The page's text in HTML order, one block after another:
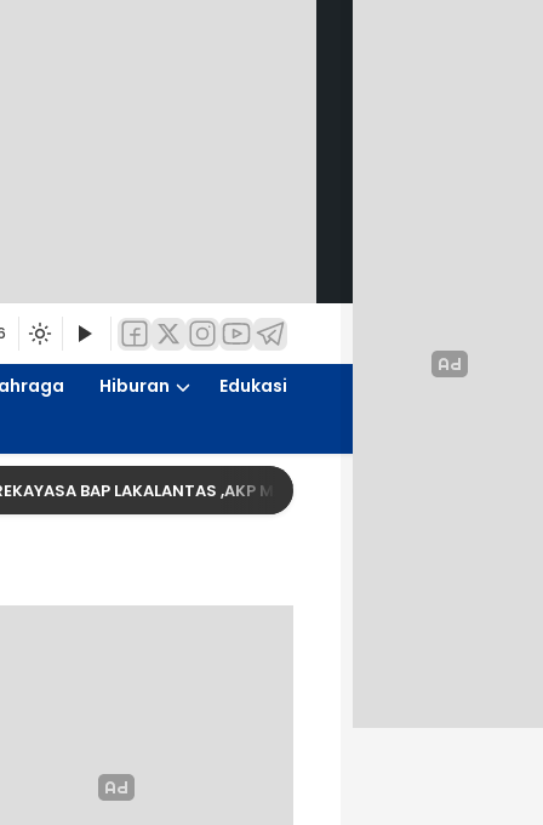
Hiburan
Edukasi
BAP LAKALANTAS ,AKP MARTI dilaporkan PROPAM